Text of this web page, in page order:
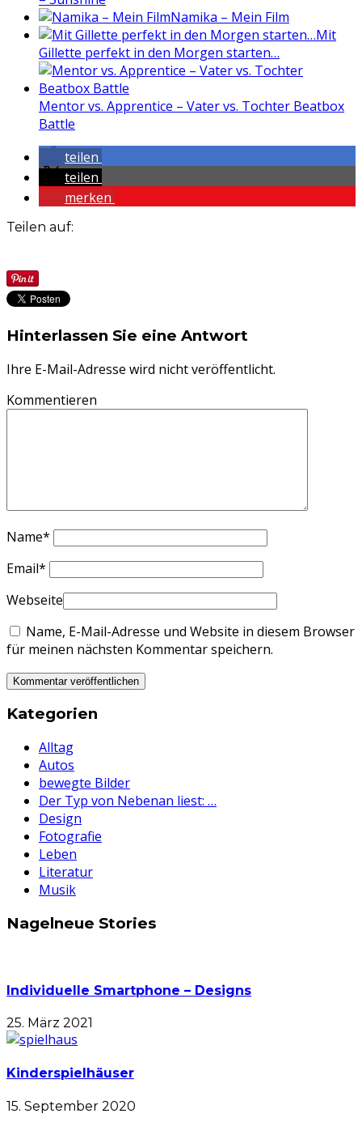
Namika – Mein Film
Mit
Gillette perfekt in den Morgen starten…
Mentor vs. Apprentice – Vater vs. Tochter Beatbox
Battle
teilen
teilen
merken
Teilen auf:
Hinterlassen Sie eine Antwort
Ihre E-Mail-Adresse wird nicht veröffentlicht.
Kommentieren
Name*
Email*
Webseite
Name, E-Mail-Adresse und Website in diesem Browser
für meinen nächsten Kommentar speichern.
Kategorien
Alltag
Autos
bewegte Bilder
Der Typ von Nebenan liest: …
Design
Fotografie
Leben
Literatur
Musik
Nagelneue Stories
Individuelle Smartphone – Designs
25. März 2021
Kinderspielhäuser
15. September 2020